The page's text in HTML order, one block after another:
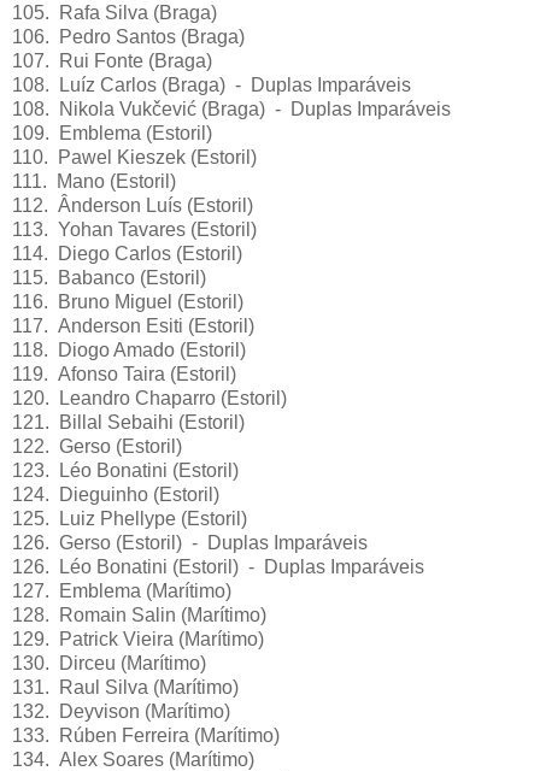
105. Rafa Silva (Braga)
106. Pedro Santos (Braga)
107. Rui Fonte (Braga)
108. Luíz Carlos (Braga) - Duplas Imparáveis
108. Nikola Vukčević (Braga) - Duplas Imparáveis
109. Emblema (Estoril)
110. Pawel Kieszek (Estoril)
111. Mano (Estoril)
112. Ânderson Luís (Estoril)
113. Yohan Tavares (Estoril)
114. Diego Carlos (Estoril)
115. Babanco (Estoril)
116. Bruno Miguel (Estoril)
117. Anderson Esiti (Estoril)
118. Diogo Amado (Estoril)
119. Afonso Taira (Estoril)
120. Leandro Chaparro (Estoril)
121. Billal Sebaihi (Estoril)
122. Gerso (Estoril)
123. Léo Bonatini (Estoril)
124. Dieguinho (Estoril)
125. Luiz Phellype (Estoril)
126. Gerso (Estoril) - Duplas Imparáveis
126. Léo Bonatini (Estoril) - Duplas Imparáveis
127. Emblema (Marítimo)
128. Romain Salin (Marítimo)
129. Patrick Vieira (Marítimo)
130. Dirceu (Marítimo)
131. Raul Silva (Marítimo)
132. Deyvison (Marítimo)
133. Rúben Ferreira (Marítimo)
134. Alex Soares (Marítimo)